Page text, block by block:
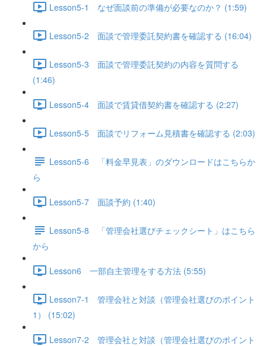
Lesson5-1 なぜ面談前の準備が必要なのか？ (1:59)
Lesson5-2 面談で管理委託契約書を確認する (16:04)
Lesson5-3 面談で管理委託契約の内容を質問する
(1:46)
Lesson5-4 面談で賃貸借契約書を確認する (2:27)
Lesson5-5 面談でリフォーム見積書を確認する (2:03)
Lesson5-6 「料金早見表」のダウンロードはこちらか
ら
Lesson5-7 面談予約 (1:40)
Lesson5-8 「管理会社選びチェックシート」はこちら
から
Lesson6 一部自主管理をする方法 (5:55)
Lesson7-1 管理会社と対談（管理会社選びのポイント
1） (15:02)
Lesson7-2 管理会社と対談（管理会社選びのポイント